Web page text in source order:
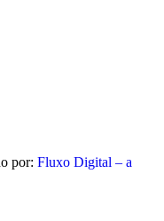
por: Fluxo Digital – a